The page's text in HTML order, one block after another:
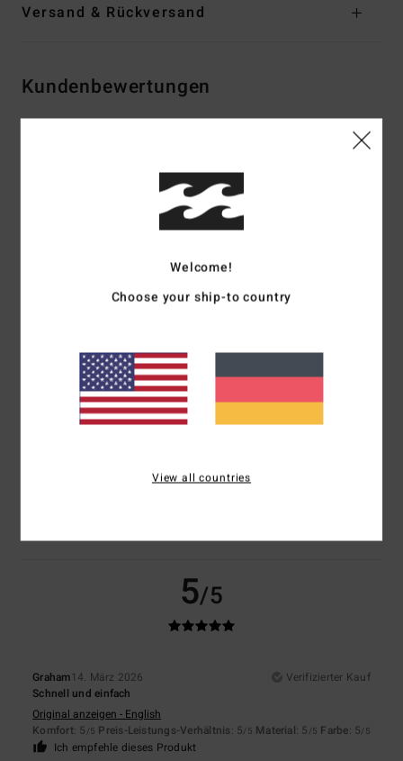
Versand & Rückversand
Kundenbewertungen
4.5/5
100% unserer Kunden empfehlen dieses Produkt
Größe
Zu klein Zu groß
Farbe
5/5
Graham14. März 2026
Verifizierter Kauf
Schnell und einfach
Original anzeigen - English
Komfort: 5 /5 Preis-Leistungs-Verhältnis: 5/5 Material: 5 /5 Farbe: 5/5
Ich empfehle dieses Produkt
Welcome!
Choose your ship-to country
View all countries